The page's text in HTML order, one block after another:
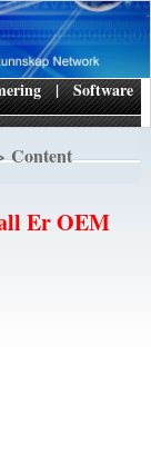
| Software
Content
Er OEM